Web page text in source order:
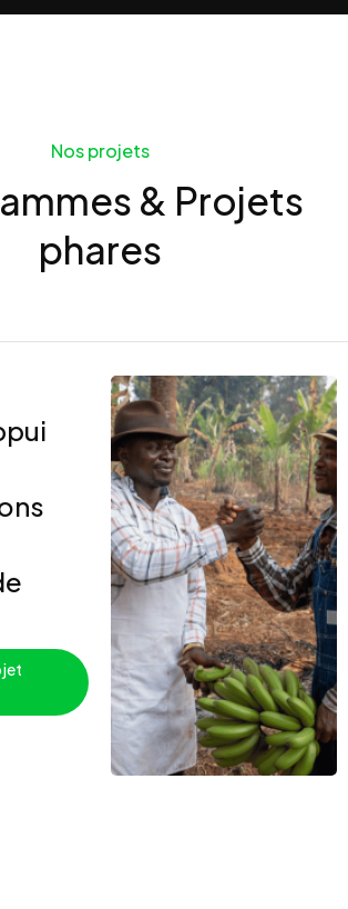
Nos projets
& Projets
phares